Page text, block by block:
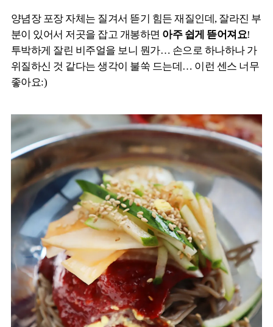
양념장 포장 자체는 질겨서 뜯기 힘든 재질인데, 잘라진 부
분이 있어서 저곳을 잡고 개봉하면 아주 쉽게 뜯어져요!
투박하게 잘린 비주얼을 보니 뭔가… 손으로 하나하나 가
위질하신 것 같다는 생각이 불쑥 드는데… 이런 센스 너무
좋아요:)